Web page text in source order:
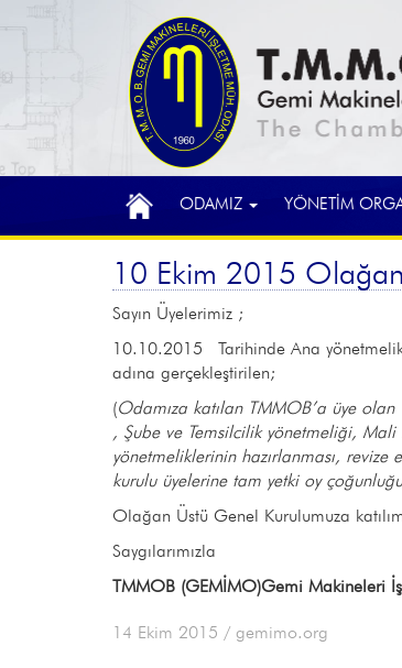
ODAMIZ YÖNETİM
10 Ekim 2015
Sayın Üyelerimiz ;
10.10.2015 Tarihinde Ana yönetmelik
adına gerçekleştirilen;
(Odamıza katılan TMMOB’a üye
, Şube ve Temsilcilik yönetmeliği,
yönetmeliklerinin hazırlanması,
kurulu üyelerine tam yetki oy
Olağan Üstü Genel Kurulumuza
Saygılarımızla
TMMOB (GEMİMO)Gemi Makineleri
14 Ekim 2015 / gemimo.org